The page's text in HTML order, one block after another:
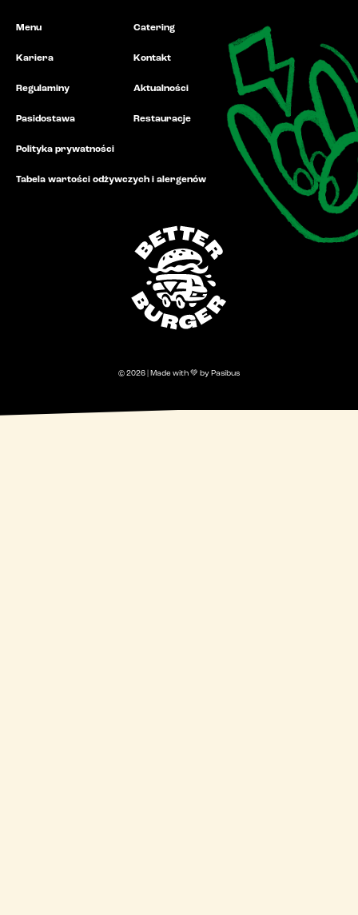
Menu Catering
Kariera Kontakt
Regulaminy Aktualności
Pasidostawa Restauracje
Polityka prywatności
Tabela wartości odżywczych i alergenów
© 2026 | Made with 💚 by Pasibus